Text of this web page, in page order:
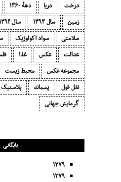
درخت
دریا دههٔ ۱‍۳۶۰
زمین
سال ۱۳۹۳ سال ۱۳۹۴
سلامتی
سواد اکولوژیک
عدالت
عکس غذا
مجموعه عکس
محیط زیست
نقل قول
پسماند پلاستیک
گرمایش جهانی
بایگانی
۱۳۷۹
۱۳۷۹